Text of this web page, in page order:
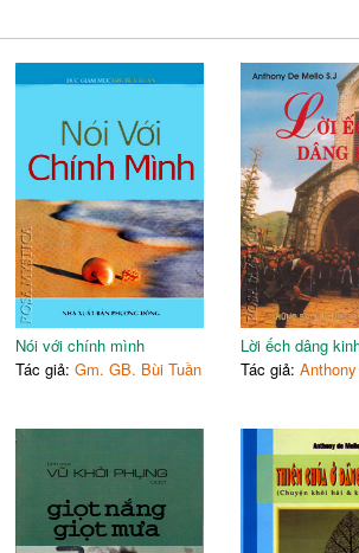
22
23
34
36
40
43
43
45
51
53.Trước cái chết gân kề
54.Huy chương tự do
Canh tân niêm tin nơi
Nhưng dip tôn vinh
Trôi theo dòng đời (Ảnh
57. "tôi là ai?'
58.Ý nghĩa một món quà
59.Phần thưởng của sự
60.Từ chối tha thứ là từ
61. Như
ng kẻ giết con tôi
62.Chọn lựa
Lưu vết dòng đời (ảnh lê
63.
Từ một bài bao
64."love me’
66.Tình yêu và trách
Công dân nước trời
Hoàng hôn bến đậu dòng
Bill gates: người giầu
69.
Gập lại người cứu
Nói với chính mình
Tác giả: Gm. GB. Bùi Tuần
Lời ếch dâng
Tác giả: